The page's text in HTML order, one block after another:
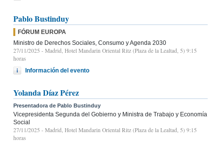
Pablo Bustinduy
FÓRUM EUROPA
Ministro de Derechos Sociales, Consumo y Agenda 2030
27/11/2025 - Madrid, Hotel Mandarin Oriental Ritz (Plaza de la Lealtad, 5) 9:15
horas
Información del evento
Yolanda Díaz Pérez
Presentadora de Pablo Bustinduy
Vicepresidenta Segunda del Gobierno y Ministra de Trabajo y Economía
Social
27/11/2025 - Madrid, Hotel Mandarin Oriental Ritz (Plaza de la Lealtad, 5) 9:15
horas